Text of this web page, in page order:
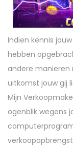
Indien kennis
hebben
andere manieren
uitkomst jouw gij
Mijn
ogenblik wegens